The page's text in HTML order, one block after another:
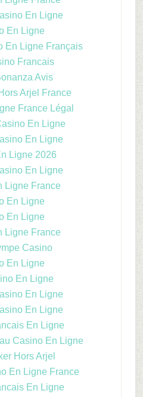
En Ligne
En Ligne
En Ligne Français
Francais
Avis
Arjel France
France Légal
En Ligne
En Ligne
Ligne 2026
En Ligne
Ligne France
En Ligne
En Ligne
Ligne France
Casino
En Ligne
En Ligne
En Ligne
En Ligne
En Ligne
Casino En Ligne
Hors Arjel
En Ligne France
En Ligne